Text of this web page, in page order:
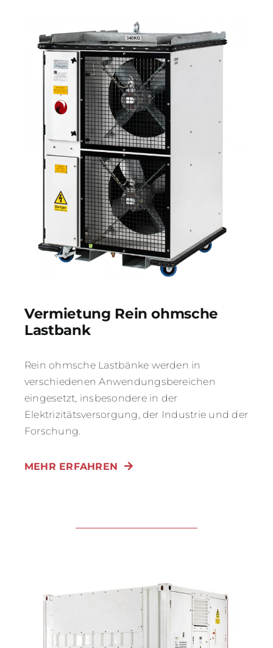
Vermietung Rein ohmsche
Lastbank
Rein ohmsche Lastbänke werden in
verschiedenen Anwendungsbereichen
eingesetzt, insbesondere in der
Elektrizitätsversorgung, der Industrie und der
Forschung.
MEHR ERFAHREN